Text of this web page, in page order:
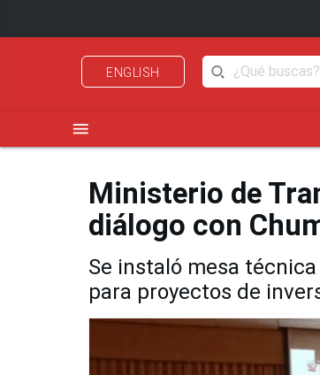
ENGLISH
menu
Ministerio de
diálogo con
Se instaló mesa
para proyectos de